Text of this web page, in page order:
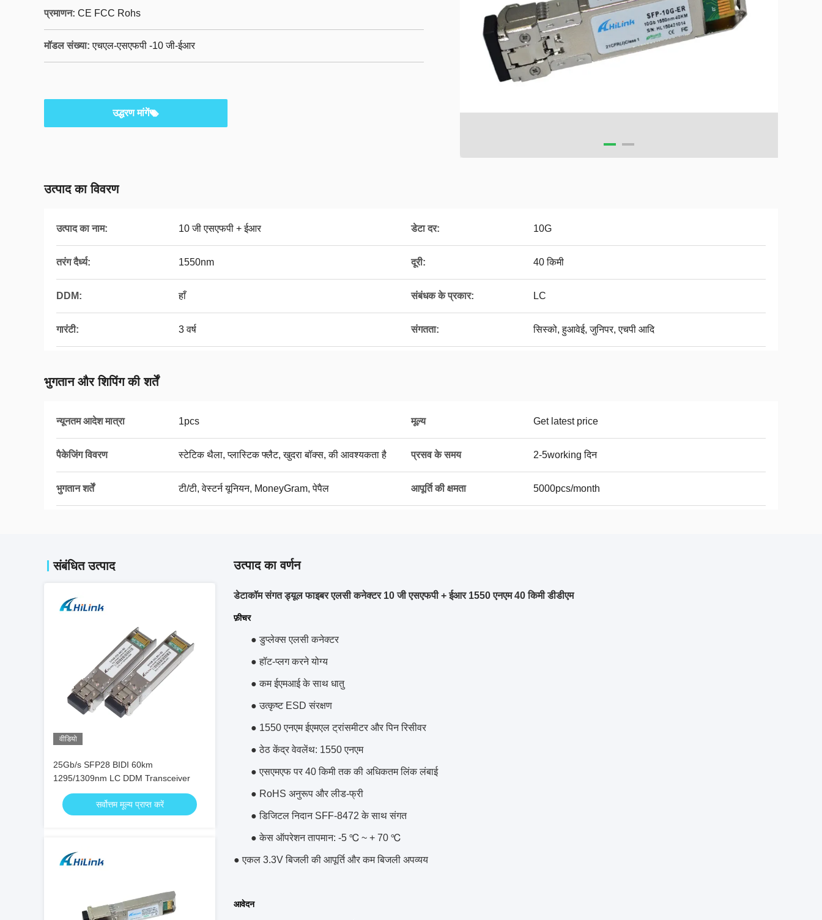
प्रमाणन: CE FCC Rohs
मॉडल संख्या: एचएल-एसएफपी -10 जी-ईआर
उद्धरण मांगें
उत्पाद का विवरण
उत्पाद का नाम: 10 जी एसएफपी + ईआर डेटा दर: 10G
तरंग दैर्ध्य: 1550nm दूरी: 40 किमी
DDM: हाँ संबंधक के प्रकार: LC
गारंटी: 3 वर्ष संगतता: सिस्को, हुआवेई, जुनिपर, एचपी आदि
भुगतान और शिपिंग की शर्तें
न्यूनतम आदेश मात्रा 1pcs मूल्य Get latest price
पैकेजिंग विवरण स्टेटिक थैला, प्लास्टिक फ्लैट, खुदरा बॉक्स, की आवश्यकता है प्रसव के समय 2-5working दिन
भुगतान शर्तें टी/टी, वेस्टर्न यूनियन, MoneyGram, पेपैल आपूर्ति की क्षमता 5000pcs/month
संबंधित उत्पाद
वीडियो
25Gb/s SFP28 BIDI 60km
1295/1309nm LC DDM Transceiver
सर्वोत्तम मूल्य प्राप्त करें
उत्पाद का वर्णन
डेटाकॉम संगत ड्यूल फाइबर एलसी कनेक्टर 10 जी एसएफपी + ईआर 1550 एनएम 40 किमी डीडीएम
फ़ीचर
● डुप्लेक्स एलसी कनेक्टर
● हॉट-प्लग करने योग्य
● कम ईएमआई के साथ धातु
● उत्कृष्ट ESD संरक्षण
● 1550 एनएम ईएमएल ट्रांसमीटर और पिन रिसीवर
● ठेठ केंद्र वेवलेंथ: 1550 एनएम
● एसएमएफ पर 40 किमी तक की अधिकतम लिंक लंबाई
● RoHS अनुरूप और लीड-फ्री
● डिजिटल निदान SFF-8472 के साथ संगत
● केस ऑपरेशन तापमान: -5 ℃ ~ + 70 ℃
● एकल 3.3V बिजली की आपूर्ति और कम बिजली अपव्यय
आवेदन